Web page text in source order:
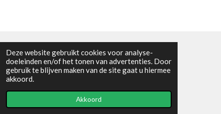
Deze website gebruikt cookies voor analyse-
doeleinden en/of het tonen van advertenties. Door
gebruik te blijven maken van de site gaat u hiermee
akkoord.
Akkoord
Algemene voorwaarden
© 2021 - RC en mineralenshop Het vlinderpad